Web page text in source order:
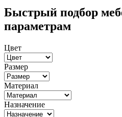
Быстрый подбор
параметрам
Цвет
Размер
Материал
Назначение